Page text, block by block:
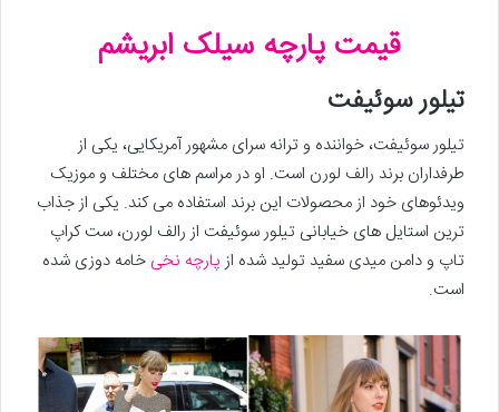
قیمت پارچه سیلک ابریشم
تیلور سوئیفت
تیلور سوئیفت، خواننده و ترانه سرای مشهور آمریکایی، یکی از
طرفداران برند رالف لورن است. او در مراسم های مختلف و موزیک
ویدئوهای خود از محصولات این برند استفاده می کند. یکی از جذاب
ترین استایل های خیابانی تیلور سوئیفت از رالف لورن، ست کراپ
تاپ و دامن میدی سفید تولید شده ازپارچه نخی خامه دوزی شده
است.